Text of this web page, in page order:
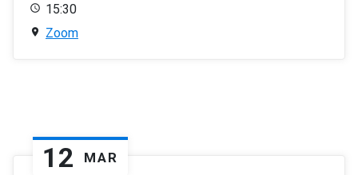
15:30
Zoom
12 MAR